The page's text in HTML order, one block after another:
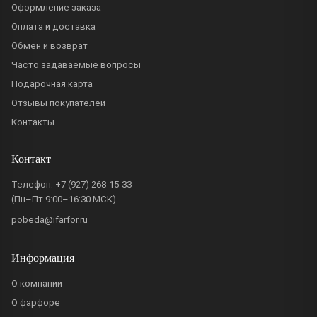
Оформление заказа
Оплата и доставка
Обмен и возврат
Часто задаваемые вопросы
Подарочная карта
Отзывы покупателей
Контакты
Контакт
Телефон: +7 (927) 268-15-33
(Пн–Пт 9:00–16:30 МСК)
pobeda@ifarfor.ru
Информация
О компании
О фарфоре